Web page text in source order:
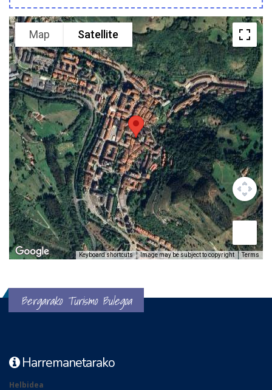
Map Satellite
Keyboard shortcuts Image may be subject to copyright Terms
Bergarako Turismo Bulegoa
Harremanetarako
Helbidea